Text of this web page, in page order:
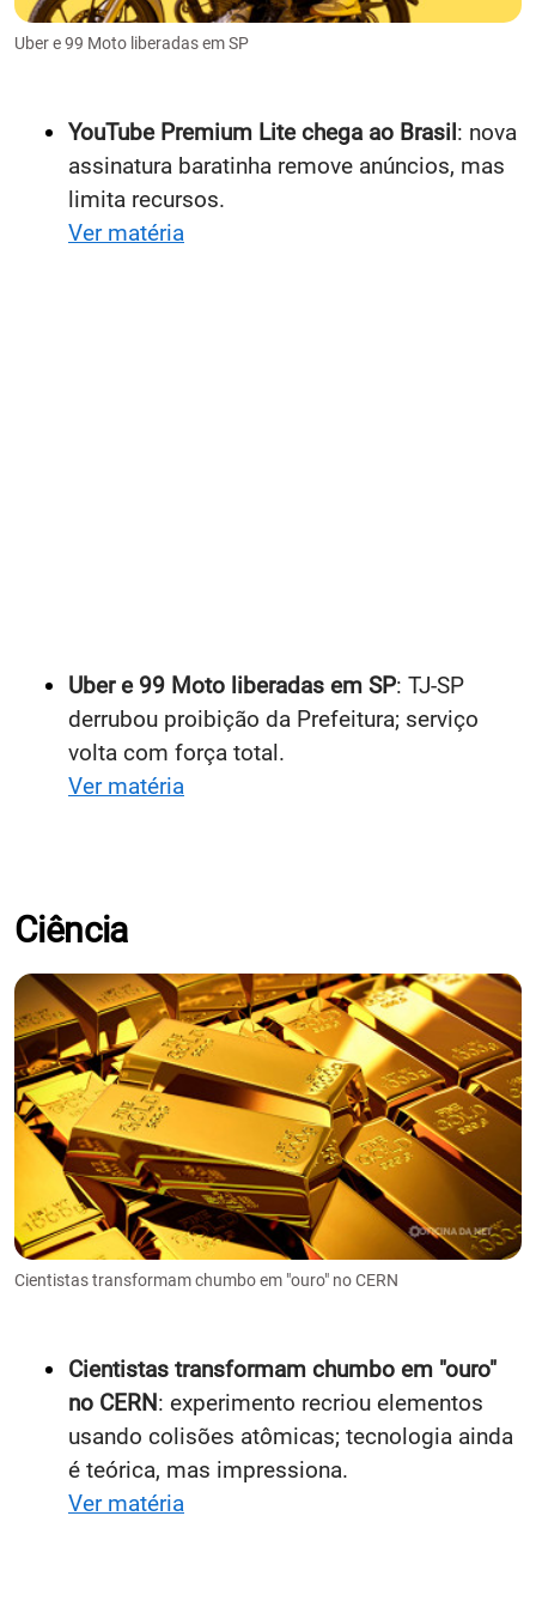
Uber e 99 Moto liberadas em SP
YouTube Premium Lite chega ao Brasil: nova
assinatura baratinha remove anúncios, mas
limita recursos.
Ver matéria
Uber e 99 Moto liberadas em SP: TJ-SP
derrubou proibição da Prefeitura; serviço
volta com força total.
Ver matéria
Ciência
Cientistas transformam chumbo em "ouro" no CERN
Cientistas transformam chumbo em "ouro"
no CERN: experimento recriou elementos
usando colisões atômicas; tecnologia ainda
é teórica, mas impressiona.
Ver matéria